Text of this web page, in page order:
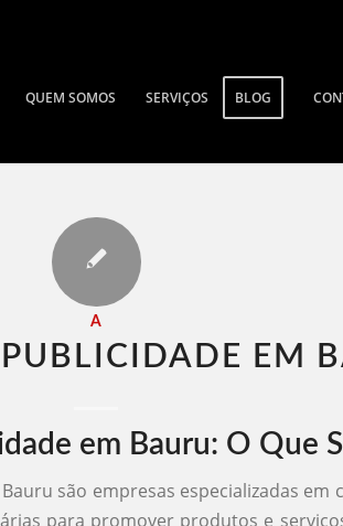
QUEM SOMOS SERVIÇOS BLOG
A
EM
em Bauru: O Que
são empresas especializadas em
para promover produtos e